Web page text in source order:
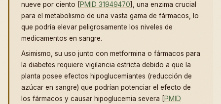
nueve por ciento [PMID 31949470], una enzima crucial
para el metabolismo de una vasta gama de fármacos, lo
que podría elevar peligrosamente los niveles de
medicamentos en sangre.
Asimismo, su uso junto con metformina o fármacos para
la diabetes requiere vigilancia estricta debido a que la
planta posee efectos hipoglucemiantes (reducción de
azúcar en sangre) que podrían potenciar el efecto de
los fármacos y causar hipoglucemia severa [PMID